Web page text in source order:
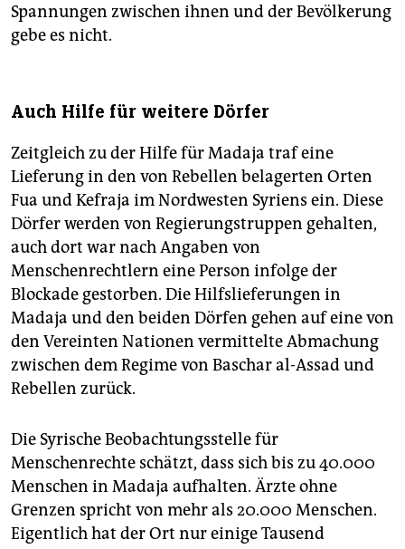
Spannungen zwischen ihnen und der Bevölkerung
gebe es nicht.
Auch Hilfe für weitere Dörfer
Zeitgleich zu der Hilfe für Madaja traf eine
Lieferung in den von Rebellen belagerten Orten
Fua und Kefraja im Nordwesten Syriens ein. Diese
Dörfer werden von Regierungstruppen gehalten,
auch dort war nach Angaben von
Menschenrechtlern eine Person infolge der
Blockade gestorben. Die Hilfslieferungen in
Madaja und den beiden Dörfen gehen auf eine von
den Vereinten Nationen vermittelte Abmachung
zwischen dem Regime von Baschar al-Assad und
Rebellen zurück.
Die Syrische Beobachtungsstelle für
Menschenrechte schätzt, dass sich bis zu 40.000
Menschen in Madaja aufhalten. Ärzte ohne
Grenzen spricht von mehr als 20.000 Menschen.
Eigentlich hat der Ort nur einige Tausend